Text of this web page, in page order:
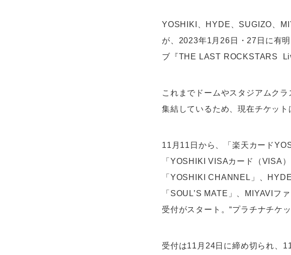
YOSHIKI、HYDE、SUGIZO、
が、2023年1月26日・27日に有
ブ『THE LAST ROCKSTARS
これまでドームやスタジアムク
集結しているため、現在チケット
11月11日から、「楽天カード
「YOSHIKI VISAカード（VISA
「YOSHIKI CHANNEL」、
「SOUL’S MATE」、MIYAVIフ
受付がスタート。“プラチナチケ
受付は11月24日に締め切られ、